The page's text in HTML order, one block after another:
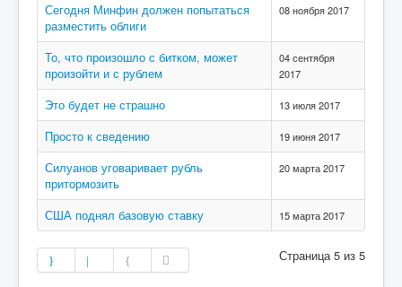
Сегодня Минфин должен попытаться
разместить облиги
08 ноября 2017
То, что произошло с битком, может
произойти и с рублем
04 сентября
2017
Это будет не страшно 13 июля 2017
Просто к сведению 19 июня 2017
Силуанов уговаривает рубль
притормозить
20 марта 2017
США поднял базовую ставку 15 марта 2017
Страница 5 из 5